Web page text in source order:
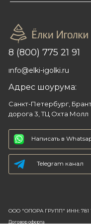
Написать в
Telegram канал
8 (800) 775 21 91
info@elki-igolki.ru
Адрес шоурума:
Санкт-Петербург,
дорога 3, ТЦ Охта Молл
Договор оферта
ООО "ОПОРА ГРУПП" ИНН: 781